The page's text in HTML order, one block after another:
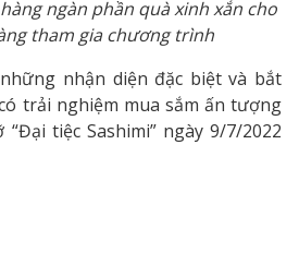
ngàn phần quà xinh xắn cho
tham gia chương trình
nhận diện đặc biệt và bắt
trải nghiệm mua sắm ấn tượng
tiệc Sashimi” ngày 9/7/2022